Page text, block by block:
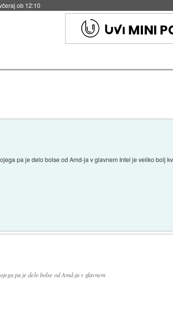
::včeraj ob 11:37
pa je delo bolse od Amd-ja v glavnem Intel je veliko bolj
pa je delo bolse od Amd-ja v glavnem